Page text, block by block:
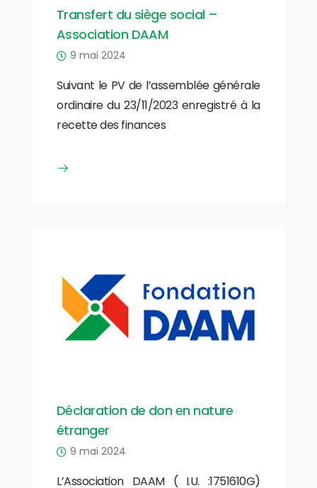
Transfert du siège social –
Association DAAM
9 mai 2024
Suivant le PV de l’assemblée générale
ordinaire du 23/11/2023 enregistré à la
recette des finances
Déclaration de don en nature
étranger
9 mai 2024
L’Association DAAM ( I.U. :1751610G)